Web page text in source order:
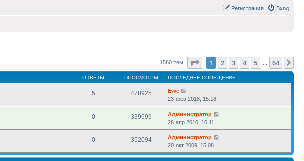
Вход
Регистрация
1580 тем Страница1 из 64
1 2 3 4 5 64
ОТВЕТЫ ПРОСМОТРЫ ПОСЛЕДНЕЕ СООБЩЕНИЕ
5 478925
Ewe
23 фев 2018, 15:18
0 339699
Администратор
28 апр 2010, 10:11
0 352094
Администратор
20 окт 2009, 15:08